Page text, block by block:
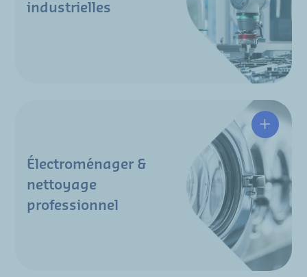
industrielles
Électroménager &
nettoyage
professionnel